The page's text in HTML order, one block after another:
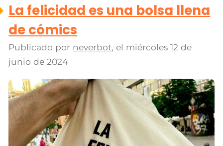
La felicidad es una bolsa llena
de cómics
Publicado por neverbot, el miércoles 12 de
junio de 2024